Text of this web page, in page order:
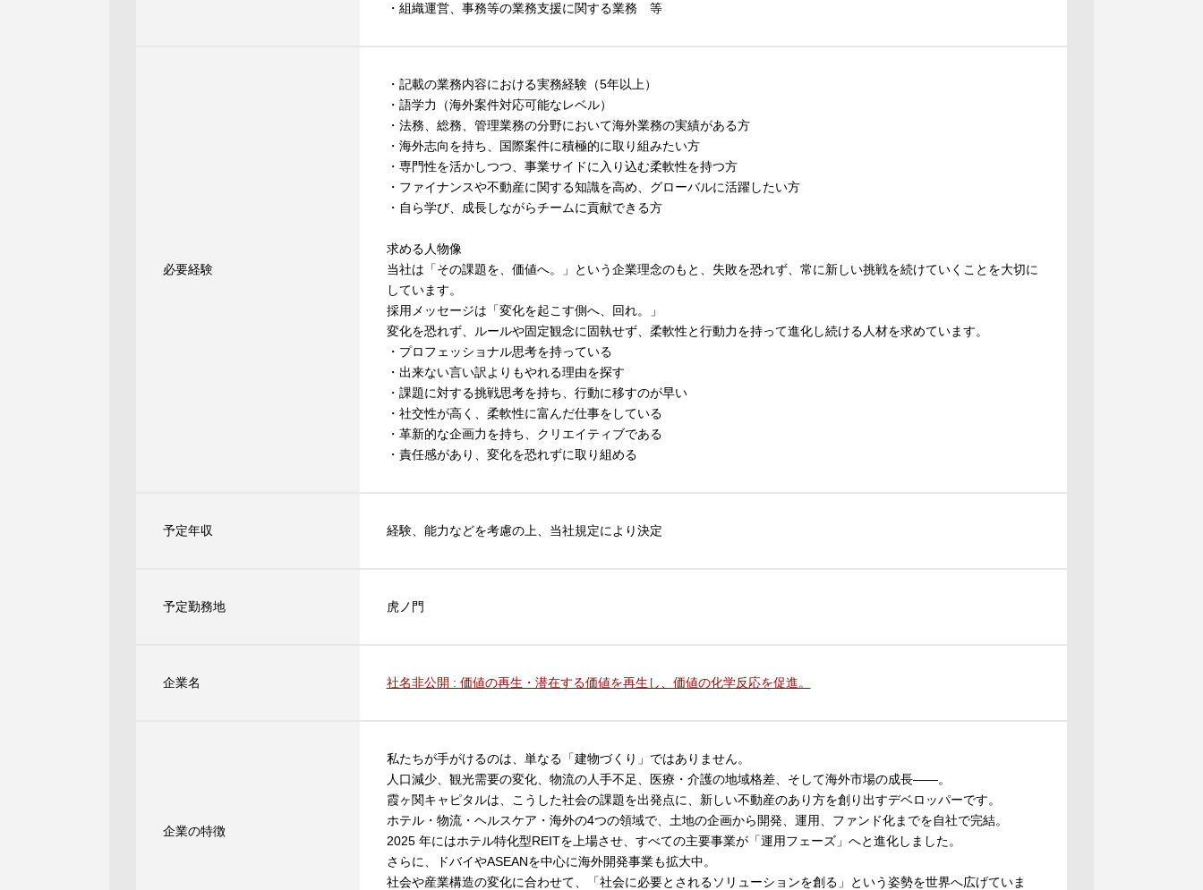
・組織運営、事務等の業務支援に関する業務 等
必要経験
・記載の業務内容における実務経験（5年以上）
・語学力（海外案件対応可能なレベル）
・法務、総務、管理業務の分野において海外業務の実績がある方
・海外志向を持ち、国際案件に積極的に取り組みたい方
・専門性を活かしつつ、事業サイドに入り込む柔軟性を持つ方
・ファイナンスや不動産に関する知識を高め、グローバルに活躍したい方
・自ら学び、成長しながらチームに貢献できる方
求める人物像
当社は「その課題を、価値へ。」という企業理念のもと、失敗を恐れず、常に新しい挑戦を続けていくことを大切に
しています。
採用メッセージは「変化を起こす側へ、回れ。」
変化を恐れず、ルールや固定観念に固執せず、柔軟性と行動力を持って進化し続ける人材を求めています。
・プロフェッショナル思考を持っている
・出来ない言い訳よりもやれる理由を探す
・課題に対する挑戦思考を持ち、行動に移すのが早い
・社交性が高く、柔軟性に富んだ仕事をしている
・革新的な企画力を持ち、クリエイティブである
・責任感があり、変化を恐れずに取り組める
予定年収 経験、能力などを考慮の上、当社規定により決定
予定勤務地 虎ノ門
企業名 社名非公開 : 価値の再生・潜在する価値を再生し、価値の化学反応を促進。
企業の特徴
私たちが手がけるのは、単なる「建物づくり」ではありません。
人口減少、観光需要の変化、物流の人手不足、医療・介護の地域格差、そして海外市場の成長——。
霞ヶ関キャピタルは、こうした社会の課題を出発点に、新しい不動産のあり方を創り出すデベロッパーです。
ホテル・物流・ヘルスケア・海外の4つの領域で、土地の企画から開発、運用、ファンド化までを自社で完結。
2025 年にはホテル特化型REITを上場させ、すべての主要事業が「運用フェーズ」へと進化しました。
さらに、ドバイやASEANを中心に海外開発事業も拡大中。
社会や産業構造の変化に合わせて、「社会に必要とされるソリューションを創る」という姿勢を世界へ広げていま